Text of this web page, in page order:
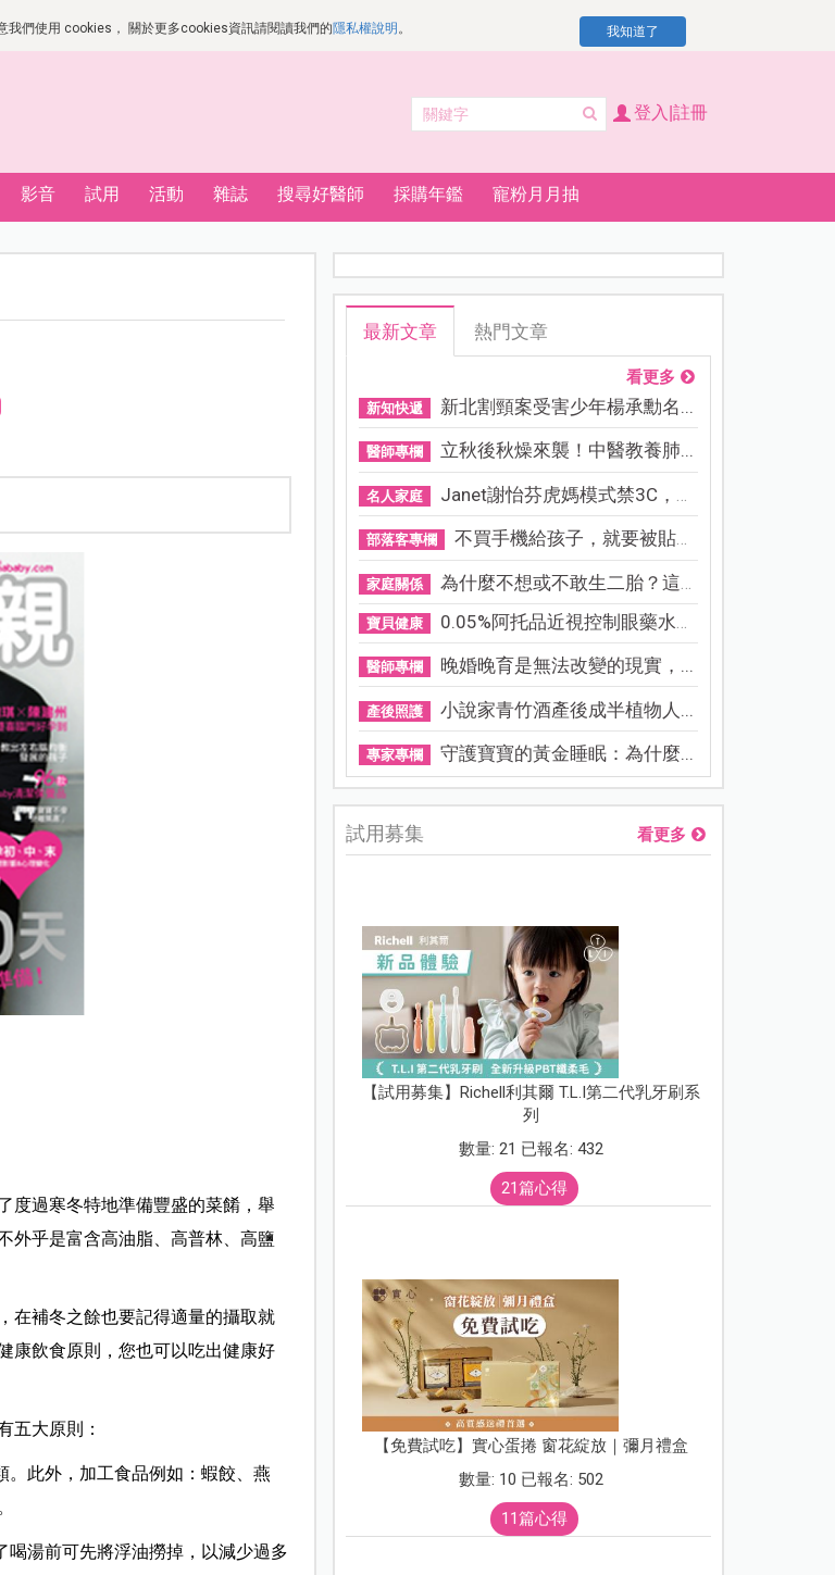
我們使用 cookies， 關於更多cookies資訊請閱讀我們的隱私權說明 。 我知道了
登入|註冊
影音 試用 活動 雜誌 搜尋好醫師 採購年鑑 寵粉月月抽
度過寒冬特地準備豐盛的菜餚，舉
外乎是富含高油脂、高普林、高鹽
在補冬之餘也要記得適量的攝取就
康飲食原則，您也可以吃出健康好
五大原則：
。此外，加工食品例如：蝦餃、燕
喝湯前可先將浮油撈掉，以減少過多
最新文章 熱門文章
看更多
新知快遞 新北割頸案受害少年楊承勳名...
醫師專欄 立秋後秋燥來襲！中醫教養肺...
名人家庭 Janet謝怡芬虎媽模式禁3C，看...
部落客專欄 不買手機給孩子，就要被貼「...
家庭關係 為什麼不想或不敢生二胎？這8...
寶貝健康 0.05%阿托品近視控制眼藥水納...
醫師專欄 晚婚晚育是無法改變的現實，...
產後照護 小說家青竹酒產後成半植物人...
專家專欄 守護寶寶的黃金睡眠：為什麼...
試用募集 看更多
【試用募集】Richell利其爾 T.L.I第二代乳牙刷系
列
數量: 21 已報名: 432
21篇心得
【免費試吃】實心蛋捲 窗花綻放｜彌月禮盒
數量: 10 已報名: 502
11篇心得